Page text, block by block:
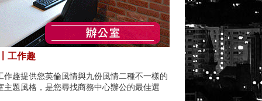
工作趣
作趣提供您英倫風情與九份風情二種不一樣的
主題風格，是您尋找商務中心辦公的最佳選